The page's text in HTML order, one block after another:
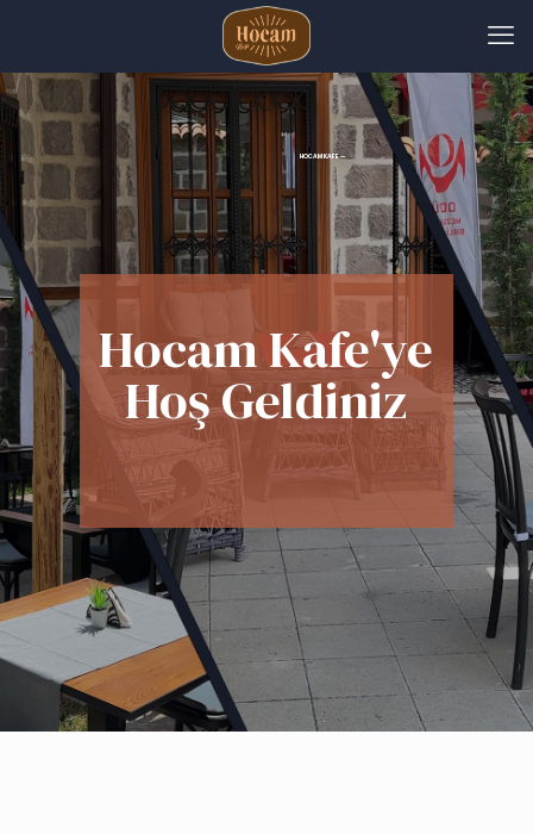
Hocam Kafe'ye
Hoş Geldiniz
HOCAM KAFE —